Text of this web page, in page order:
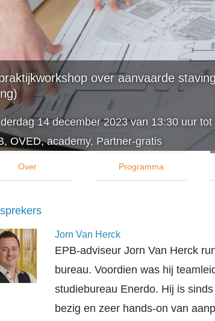
over aanvaarde
14 december 2023 van 13:30 uur tot
OVED, academy, Partner-gratis
Over Programma
Jorn Van Herck
EPB-adviseur Jorn Van Herck
bureau. Voordien was hij
studiebureau Enerdo. Hij is
bezig en zeer hands-on van